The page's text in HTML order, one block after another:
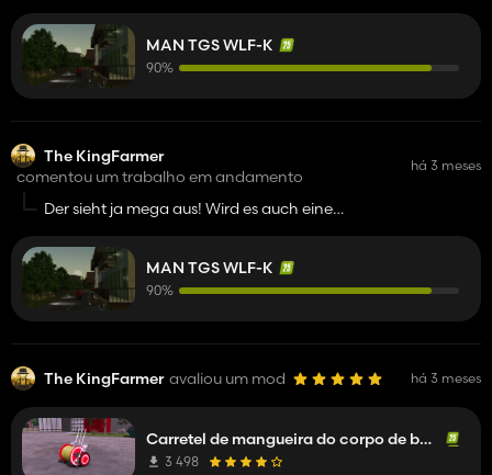
WLF-K Passen!
MAN TGS WLF-K
90%
The KingFarmer
comentou um trabalho em andamento
há 3 meses
Der sieht ja mega aus! Wird es auch eine
MAN TGS WLF-K
90%
The KingFarmer avaliou um mod há 3 meses
Carretel de mangueira do corpo de bombeiros
3 498